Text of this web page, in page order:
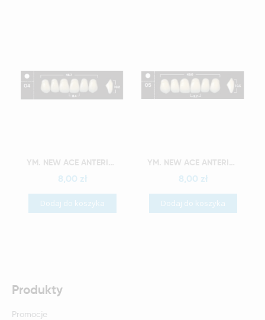
Szybki podgląd YM. NEW ACE ANTERIOR - AKRYLOWE ZĘBY SZTUCZNE - A1-O4
8,00 zł
Dodaj do koszyka
Szybki podgląd YM. NEW ACE ANTERIOR - AKRYLOWE ZĘBY SZTUCZNE - A1-O5
8,00 zł
Dodaj do koszyka
Produkty
Promocje